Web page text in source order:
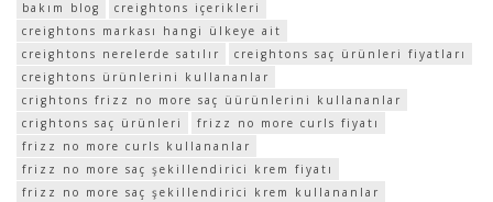
bakım blog
creightons içerikleri
creightons markası hangi ülkeye ait
creightons nerelerde satılır
creightons saç ürünleri fiyatları
creightons ürünlerini kullananlar
crightons frizz no more saç üürünlerini kullananlar
crightons saç ürünleri
frizz no more curls fiyatı
frizz no more curls kullananlar
frizz no more saç şekillendirici krem fiyatı
frizz no more saç şekillendirici krem kullananlar